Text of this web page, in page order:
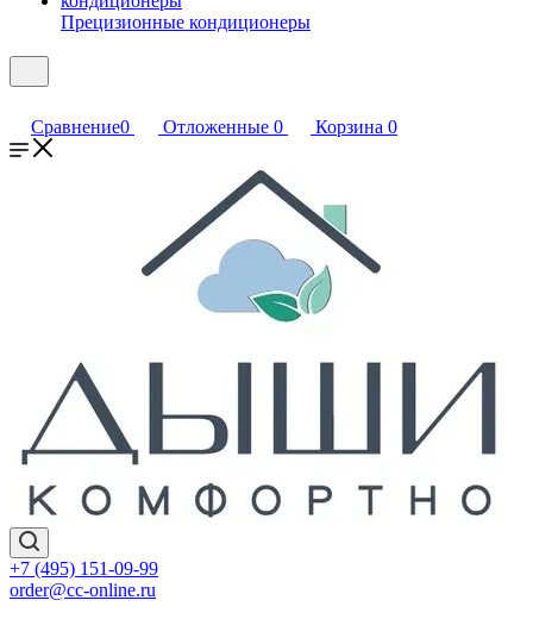
Прецизионные кондиционеры
Сравнение0 Отложенные 0 Корзина 0
+7 (495) 151-09-99
order@cc-online.ru